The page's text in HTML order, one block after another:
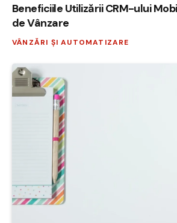
Beneficiile Utilizării CRM-ului
de Vânzare
VÂNZĂRI ȘI AUTOMATIZARE